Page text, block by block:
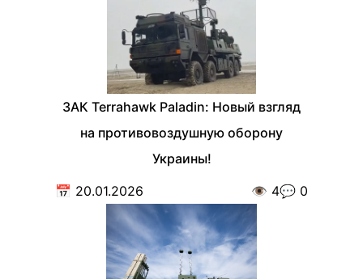
ЗАК Terrahawk Paladin: Новый взгляд
на противовоздушную оборону
Украины!
📅 20.01.2026 👁️ 4💬 0